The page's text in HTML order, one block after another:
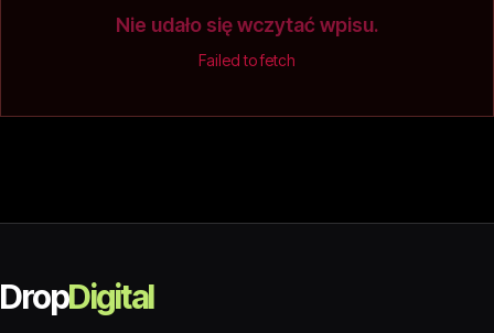
Nie udało się wczytać wpisu.
Failed to fetch
DropDigital